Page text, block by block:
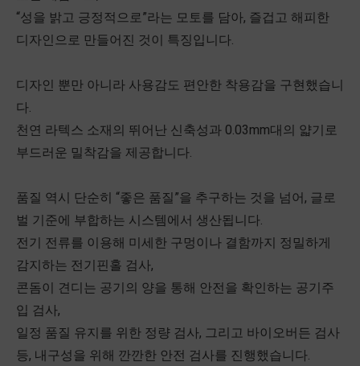
“성을 밝고 긍정적으로”라는 모토를 담아, 즐겁고 해피한
디자인으로 만들어진 것이 특징입니다.
디자인 뿐만 아니라 사용감도 편안한 착용감을 구현했습니
다.
천연 라텍스 소재의 뛰어난 신축성과 0.03mm대의 얇기로
부드러운 밀착감을 제공합니다.
품질 역시 단순히 “좋은 품질”을 추구하는 것을 넘어, 글로
벌 기준에 부합하는 시스템에서 생산됩니다.
전기 전류를 이용해 미세한 구멍이나 결함까지 정밀하게
감지하는 전기핀홀 검사,
콘돔이 견디는 공기의 양을 통해 안전을 확인하는 공기주
입 검사,
일정 품질 유지를 위한 정량 검사, 그리고 바이오버든 검사
등, 내구성을 위해 깐깐한 안전 검사를 진행했습니다.